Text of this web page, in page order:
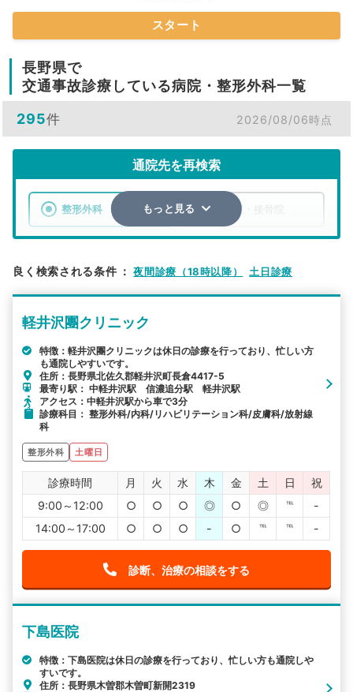
スタート
長野県で
交通事故診療している病院・整形外科一覧
295件 2026/08/06時点
通院先を再検索
整形外科 整骨院・接骨院
検索する
詳細条件で絞り込む
その他の検索方法
駅から探す 院名から探す
もっと見る
良く検索される条件 ： 夜間診療（18時以降） 土日診療
軽井沢團クリニック
特徴：軽井沢團クリニックは休日の診療を行っており、忙しい方
も通院しやすいです。
住所：長野県北佐久郡軽井沢町長倉4417-5
最寄り駅： 中軽井沢駅 信濃追分駅 軽井沢駅
アクセス：中軽井沢駅から車で3分
診療科目： 整形外科/内科/リハビリテーション科/皮膚科/放射線
科
整形外科 土曜日
診療時間 月 火 水 木 金 土 日
祝
9:00～12:00
○ ○ ○ ◎ ○ ◎ ℡
-
14:00～17:00
○ ○ ○ - ○ ℡ ℡ -
診断、治療の相談をする
下島医院
特徴：下島医院は休日の診療を行っており、忙しい方も通院しや
すいです。
住所：長野県木曽郡木曽町新開2319